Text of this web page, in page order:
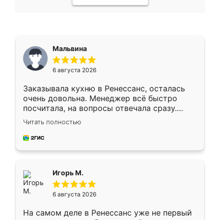
Мальвина
6 августа 2026
Заказывала кухню в Ренессанс, осталась
очень довольна. Менеджер всё быстро
посчитала, на вопросы отвечала сразу.
Замерщик приехал в субботу, подошёл к
делу со всей ответственностью. Собрали
за день, ребята работали аккуратно, даже
Читать полностью
Игорь М.
6 августа 2026
На самом деле в Ренессанс уже не первый